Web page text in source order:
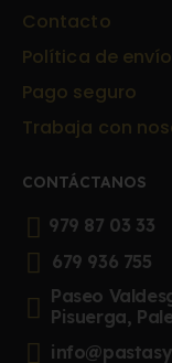
Contacto
Política de
Pago seguro
Trabaja con
CONTÁCTANOS
979 87 03 33
679 936 755
Paseo
Pisuerga,